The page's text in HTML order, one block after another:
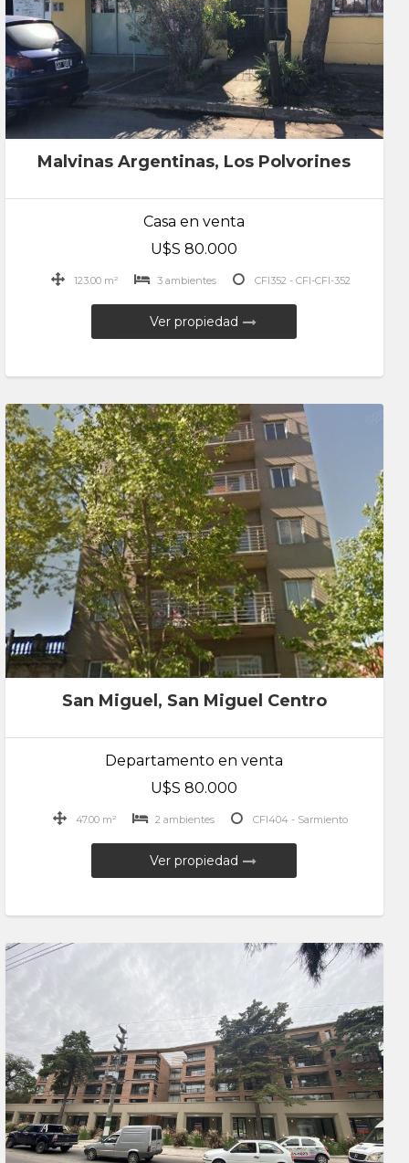
Malvinas Argentinas, Los Polvorines
Casa en venta
U$S 80.000
123.00 m² 3 ambientes CFI352 - CFI-CFI-352
Ver propiedad
San Miguel, San Miguel Centro
Departamento en venta
U$S 80.000
47.00 m² 2 ambientes CFI404 - Sarmiento
Ver propiedad